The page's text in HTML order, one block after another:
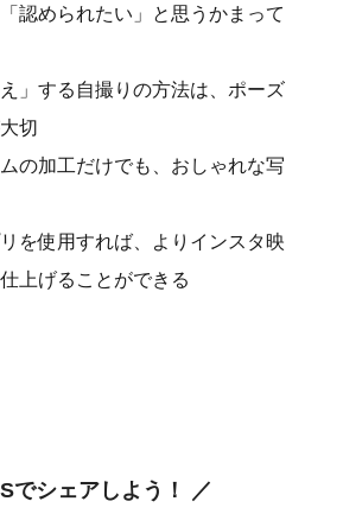
認められたい」と思うかまって
え」する自撮りの方法は、ポーズ
切
の加工だけでも、おしゃれな写
を使用すれば、よりインスタ映
上げることができる
でシェアしよう！ ／